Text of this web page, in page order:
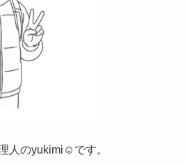
人のyukimi☺です。